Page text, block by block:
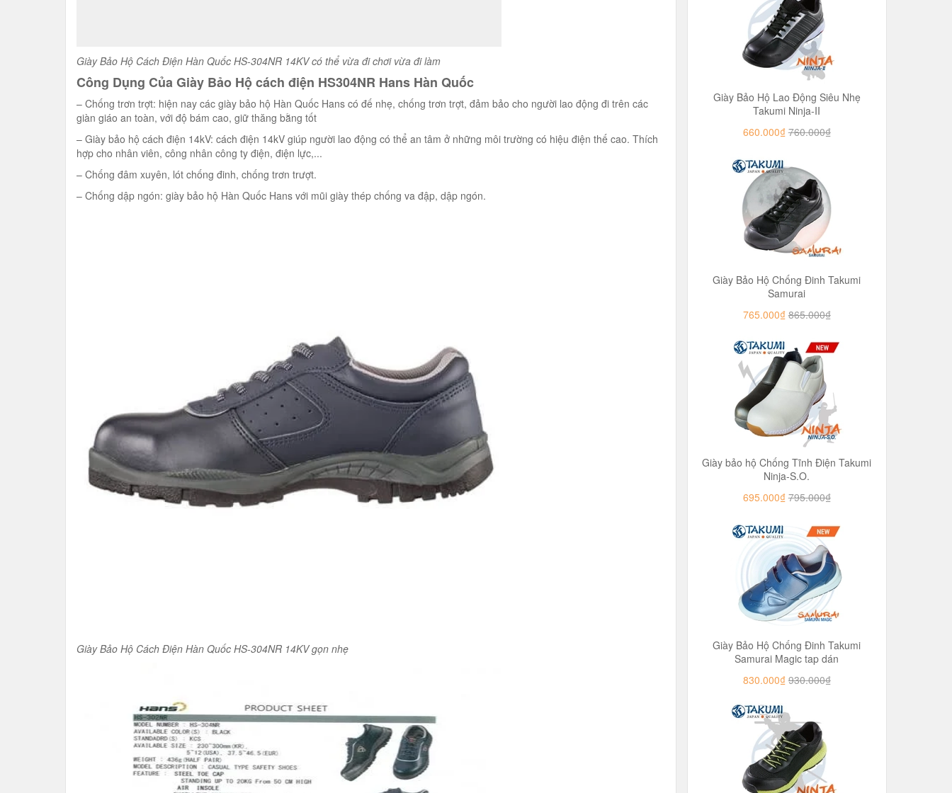
Giày Bảo Hộ Cách Điện Hàn Quốc HS-304NR 14KV có thể vừa đi chơi vừa đi làm
Công Dụng Của Giày Bảo Hộ cách điện HS304NR Hans Hàn Quốc
– Chống trơn trợt: hiện nay các giày bảo hộ Hàn Quốc Hans có đế nhẹ, chống trơn trợt, đảm bảo cho người lao động đi trên các
giàn giáo an toàn, với độ bám cao, giữ thăng bằng tốt
– Giày bảo hộ cách điện 14kV: cách điện 14kV giúp người lao động có thể an tâm ở những môi trường có hiệu điện thế cao. Thích
hợp cho nhân viên, công nhân công ty điện, điện lực,...
– Chống đâm xuyên, lót chống đinh, chống trơn trượt.
– Chống dập ngón: giày bảo hộ Hàn Quốc Hans với mũi giày thép chống va đập, dập ngón.
Giày Bảo Hộ Cách Điện Hàn Quốc HS-304NR 14KV gọn nhẹ
Giày Bảo Hộ Lao Động Siêu Nhẹ
Takumi Ninja-II
660.000₫ 760.000₫
Giày Bảo Hộ Chống Đinh Takumi
Samurai
765.000₫ 865.000₫
Giày bảo hộ Chống Tĩnh Điện Takumi
Ninja-S.O.
695.000₫ 795.000₫
Giày Bảo Hộ Chống Đinh Takumi
Samurai Magic tap dán
830.000₫ 930.000₫